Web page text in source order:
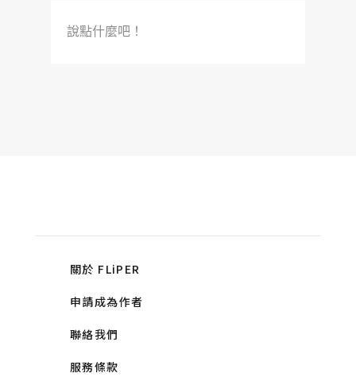
說點什麼吧！
關於 FLiPER
申請成為作者
聯絡我們
服務條款